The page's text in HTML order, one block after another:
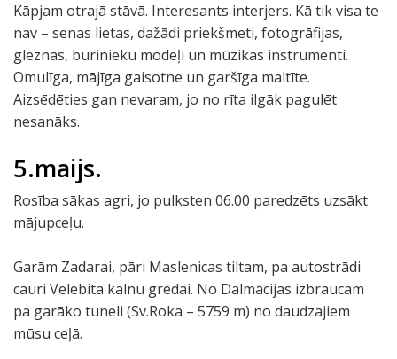
Kāpjam otrajā stāvā. Interesants interjers. Kā tik visa te
nav – senas lietas, dažādi priekšmeti, fotogrāfijas,
gleznas, burinieku modeļi un mūzikas instrumenti.
Omulīga, mājīga gaisotne un garšīga maltīte.
Aizsēdēties gan nevaram, jo no rīta ilgāk pagulēt
nesanāks.
5.maijs.
Rosība sākas agri, jo pulksten 06.00 paredzēts uzsākt
mājupceļu.
Garām Zadarai, pāri Maslenicas tiltam, pa autostrādi
cauri Velebita kalnu grēdai. No Dalmācijas izbraucam
pa garāko tuneli (Sv.Roka – 5759 m) no daudzajiem
mūsu ceļā.